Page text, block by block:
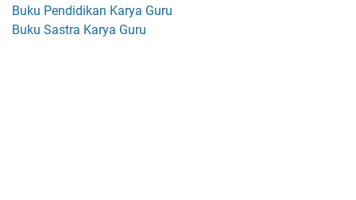
Buku Pendidikan Karya Guru
Buku Sastra Karya Guru